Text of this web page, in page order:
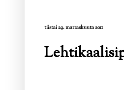
tiistai 29. marraskuuta 2011